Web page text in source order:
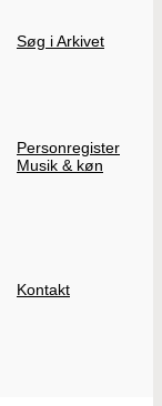
Søg i Arkivet
Personregister
Musik & køn
Kontakt